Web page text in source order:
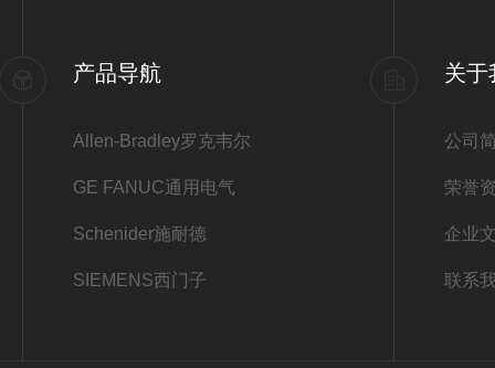
产品导航
Allen-Bradley罗克韦尔
GE FANUC通用电气
Schenider施耐德
SIEMENS西门子
关于
公司
荣誉
企业
联系